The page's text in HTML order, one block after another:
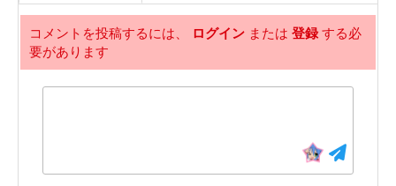
第164話
3年前
第163話
3年前
第162話
3年前 3年前
コメントを投稿するには、 ログイン または 登録する必
要があります